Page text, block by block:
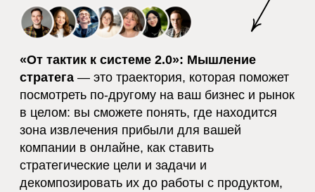
К концу каждого мероприятия вы унесёте
готовый к внедрению план по продвижению
вашего ИТ-продукта, который обеспечит нужный
поток целевых заявок (MQL).
Результат встреч
стратегические цели и задачи и
декомпозировать их до работы с продуктом,
позиционированием, финансами, ценой.
Программа вебинаров